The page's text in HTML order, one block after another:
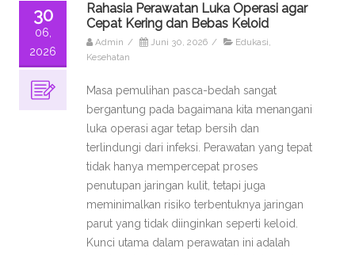
30
06,
2026
Rahasia Perawatan Luka Operasi agar
Cepat Kering dan Bebas Keloid
Admin / Juni 30, 2026 / Edukasi,
Kesehatan
Masa pemulihan pasca-bedah sangat
bergantung pada bagaimana kita menangani
luka operasi agar tetap bersih dan
terlindungi dari infeksi. Perawatan yang tepat
tidak hanya mempercepat proses
penutupan jaringan kulit, tetapi juga
meminimalkan risiko terbentuknya jaringan
parut yang tidak diinginkan seperti keloid.
Kunci utama dalam perawatan ini adalah